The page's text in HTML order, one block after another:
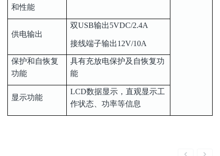
和性能
供电输出
双USB输出5VDC/2.4A
接线端子输出12V/10A
保护和自恢复
功能
具有充放电保护及自恢复功
能
显示功能
LCD数据显示，直观显示工
作状态、功率等信息